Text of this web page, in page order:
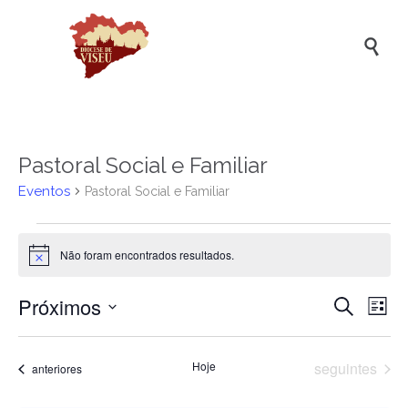

Pastoral Social e Familiar
Eventos Pastoral Social e Familiar
Eventos
Aviso Não foram encontrados resultados.
de
Pesquisar
de
Lista
Próximos
data.
Eventos
anteriores Hoje Eventos
seguintes